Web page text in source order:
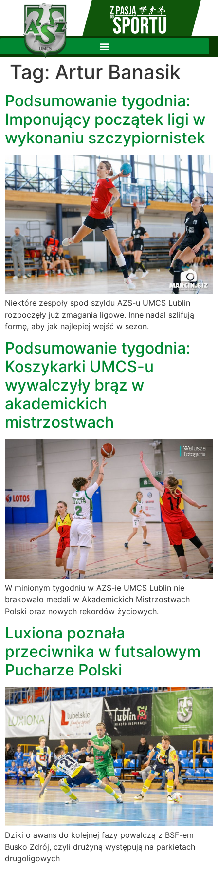
Tag: Artur Banasik
Podsumowanie tygodnia:
Imponujący początek ligi w
wykonaniu szczypiornistek
Niektóre zespoły spod szyldu AZS-u UMCS Lublin
rozpoczęły już zmagania ligowe. Inne nadal szlifują
formę, aby jak najlepiej wejść w sezon.
Podsumowanie tygodnia:
Koszykarki UMCS-u
wywalczyły brąz w
akademickich
mistrzostwach
W minionym tygodniu w AZS-ie UMCS Lublin nie
brakowało medali w Akademickich Mistrzostwach
Polski oraz nowych rekordów życiowych.
Luxiona poznała
przeciwnika w futsalowym
Pucharze Polski
Dziki o awans do kolejnej fazy powalczą z BSF-em
Busko Zdrój, czyli drużyną występują na parkietach
drugoligowych